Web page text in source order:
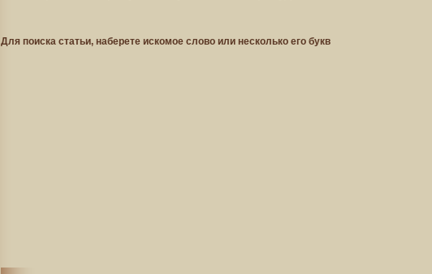
Для поиска статьи, наберете искомое слово или несколько его букв